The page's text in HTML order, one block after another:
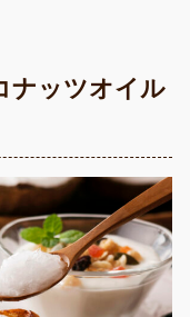
ナッツオイル